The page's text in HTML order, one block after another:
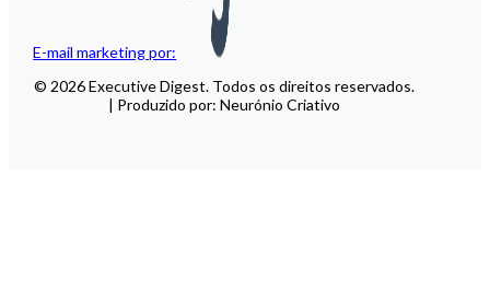
E-mail marketing por:
© 2026 Executive Digest. Todos os direitos reservados.
| Produzido por: Neurónio Criativo